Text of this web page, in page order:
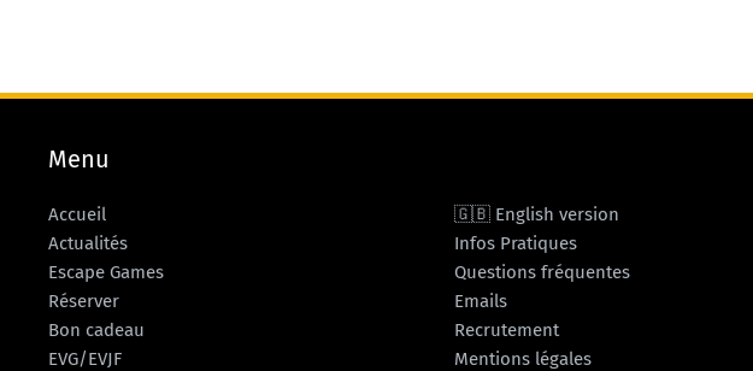
Menu
Accueil
Actualités
Escape Games
Réserver
Bon cadeau
EVG/EVJF
🇬🇧 English version
Infos Pratiques
Questions fréquentes
Emails
Recrutement
Mentions légales